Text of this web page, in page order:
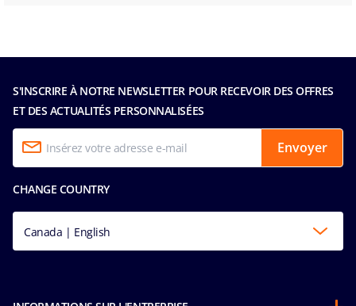
S'INSCRIRE À NOTRE NEWSLETTER POUR RECEVOIR DES OFFRES
ET DES ACTUALITÉS PERSONNALISÉES
Envoyer
CHANGE COUNTRY
Canada | English